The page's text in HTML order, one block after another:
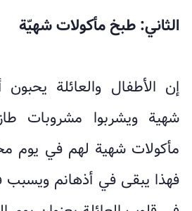
الثاني: طبخ مأكولات شهيّة
إن الأطفال والعائلة يحبون
شهية ويشربوا مشروبات
مأكولات شهية لهم في يوم
فهذا يبقى في أذهانم ويسبب